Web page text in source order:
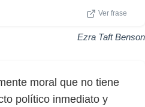
Ver frase
Ezra Taft Benson
moral que no tiene
político inmediato y